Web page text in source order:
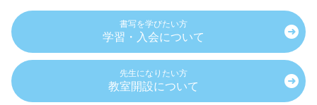
書写を学びたい方
学習・入会について
先生になりたい方
教室開設について